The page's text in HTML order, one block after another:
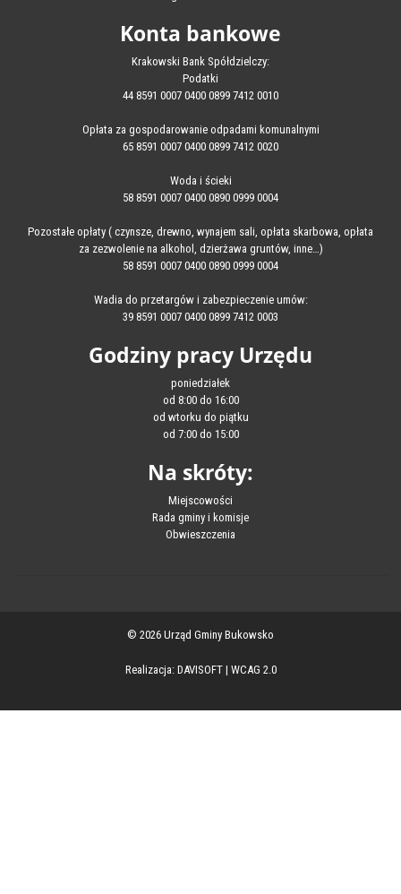
Konta bankowe
Krakowski Bank Spółdzielczy:
Podatki
44 8591 0007 0400 0899 7412 0010
Opłata za gospodarowanie odpadami komunalnymi
65 8591 0007 0400 0899 7412 0020
Woda i ścieki
58 8591 0007 0400 0890 0999 0004
Pozostałe opłaty ( czynsze, drewno, wynajem sali, opłata skarbowa, opłata
za zezwolenie na alkohol, dzierżawa gruntów, inne…)
58 8591 0007 0400 0890 0999 0004
Wadia do przetargów i zabezpieczenie umów:
39 8591 0007 0400 0899 7412 0003
Godziny pracy Urzędu
poniedziałek
od 8:00 do 16:00
od wtorku do piątku
od 7:00 do 15:00
Na skróty:
Miejscowości
Rada gminy i komisje
Obwieszczenia
© 2026 Urząd Gminy Bukowsko
Realizacja: DAVISOFT| WCAG 2.0